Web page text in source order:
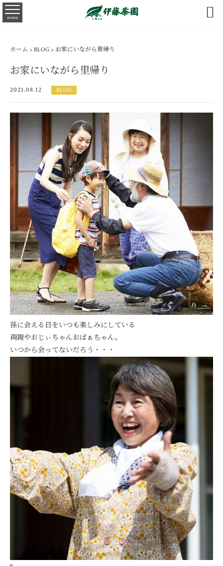
menu 
ホーム > BLOG > お家にいながら里帰り
お家にいながら里帰り
2021.08.12 BLOG
孫に会える日をいつも楽しみにしている
両親やおじぃちゃんおばぁちゃん。
いつから会ってないだろう・・・